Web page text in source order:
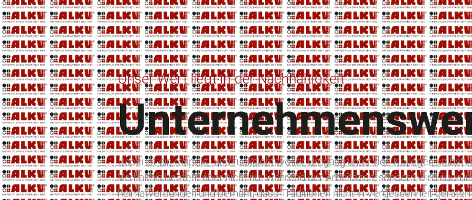
Unser Wert liegt in der Nachhaltigkeit
Dabei ist ein respekt- und rücksichtsvoller Umgang unter den Kollegen
Verhältnis besteht aber nicht nur während der Arbeitszeit, sondern wird auch
heimatverbunden und bemüht, dass Traditionen nicht in Vergessenheit